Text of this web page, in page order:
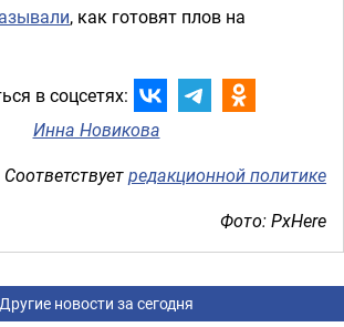
, как готовят плов на
в соцсетях:
Инна Новикова
Соответствуетредакционной политике
Фото: PxHere
Другие новости за сегодня